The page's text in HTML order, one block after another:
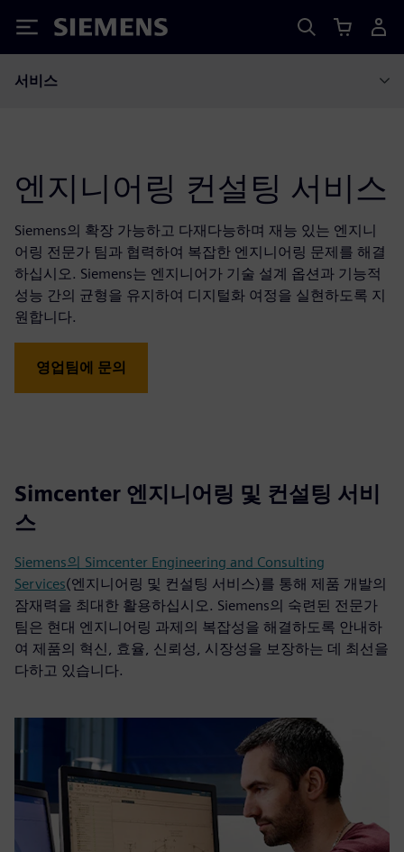
Siemens
서비스
엔지니어링 컨설팅 서비스
Siemens의 확장 가능하고 다재다능하며 재능 있는 엔지니
어링 전문가 팀과 협력하여 복잡한 엔지니어링 문제를 해결
하십시오. Siemens는 엔지니어가 기술 설계 옵션과 기능적
성능 간의 균형을 유지하여 디지털화 여정을 실현하도록 지
원합니다.
영업팀에 문의
Simcenter 엔지니어링 및 컨설팅 서비
스
Siemens의 Simcenter Engineering and Consulting
Services(엔지니어링 및 컨설팅 서비스)를 통해 제품 개발의
잠재력을 최대한 활용하십시오. Siemens의 숙련된 전문가
팀은 현대 엔지니어링 과제의 복잡성을 해결하도록 안내하
여 제품의 혁신, 효율, 신뢰성, 시장성을 보장하는 데 최선을
다하고 있습니다.